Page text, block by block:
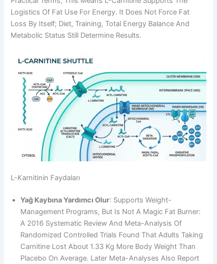
Logistics Of Fat Use For Energy. It Does Not Force Fat
Loss By Itself; Diet, Training, Total Energy Balance And
Metabolic Status Still Determine Results.
L-Karnitinin Faydaları
Yağ Kaybına Yardımcı Olur: Supports Weight-
Management Programs, But Is Not A Magic Fat Burner:
A 2016 Systematic Review And Meta-Analysis Of
Randomized Controlled Trials Found That Adults Taking
Carnitine Lost About 1.33 Kg More Body Weight Than
Placebo On Average. Later Meta-Analyses Also Report